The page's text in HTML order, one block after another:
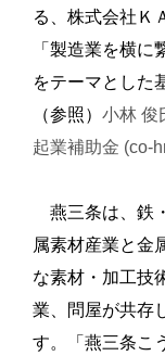
る、株式会社Ｋ
「製造業を横に
をテーマとした
（参照） 小林 俊
起業補助金 (co-
燕三条は、鉄
属素材産業と金
な素材・加工技
業、問屋が共存
す。「燕三条こ